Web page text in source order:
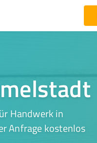
Handwerk in
Anfrage kostenlos